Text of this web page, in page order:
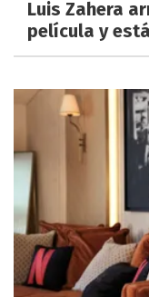
Luis Zahera
película y